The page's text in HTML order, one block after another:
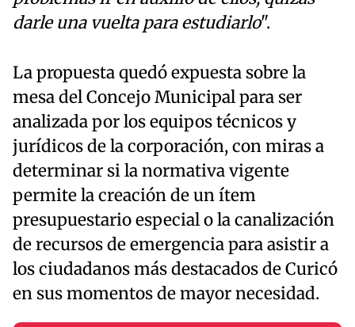
darle una vuelta para estudiarlo".
La propuesta quedó expuesta sobre la
mesa del Concejo Municipal para ser
analizada por los equipos técnicos y
jurídicos de la corporación, con miras a
determinar si la normativa vigente
permite la creación de un ítem
presupuestario especial o la canalización
de recursos de emergencia para asistir a
los ciudadanos más destacados de Curicó
en sus momentos de mayor necesidad.